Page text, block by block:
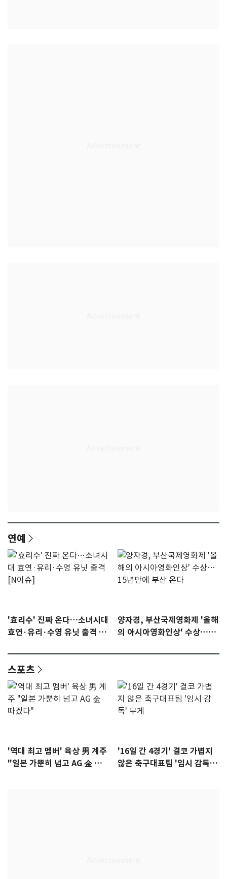
연예
'효리수' 진짜 온다…소녀시대
효연·유리·수영 유닛 출격 [N
양자경, 부산국제영화제 '올해
의 아시아영화인상' 수상…15
스포츠
'역대 최고 멤버' 육상 男 계주
"일본 가뿐히 넘고 AG 金 따겠
'16일 간 4경기' 결코 가볍지
않은 축구대표팀 '임시 감독'